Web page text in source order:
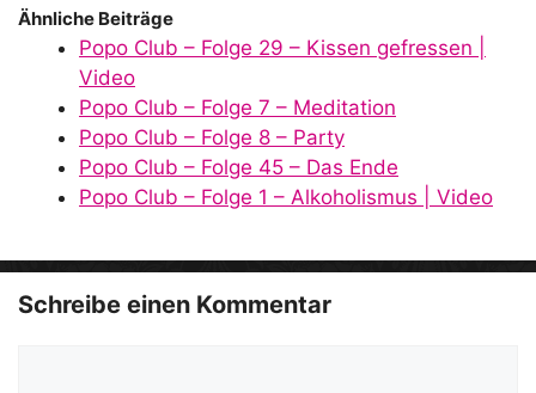
Ähnliche Beiträge
Popo Club – Folge 29 – Kissen gefressen |
Video
Popo Club – Folge 7 – Meditation
Popo Club – Folge 8 – Party
Popo Club – Folge 45 – Das Ende
Popo Club – Folge 1 – Alkoholismus | Video
Schreibe einen Kommentar